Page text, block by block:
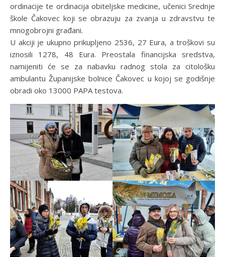
ordinacije te ordinacija obiteljske medicine, učenici Srednje
škole Čakovec koji se obrazuju za zvanja u zdravstvu te
mnogobrojni građani.
U akciji je ukupno prikupljeno 2536, 27 Eura, a troškovi su
iznosili 1278, 48 Eura. Preostala financijska sredstva,
namijeniti će se za nabavku radnog stola za citološku
ambulantu Županijske bolnice Čakovec u kojoj se godišnje
obradi oko 13000 PAPA testova.